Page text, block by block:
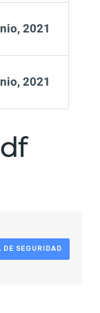
2021
2021
DE SEGURIDAD